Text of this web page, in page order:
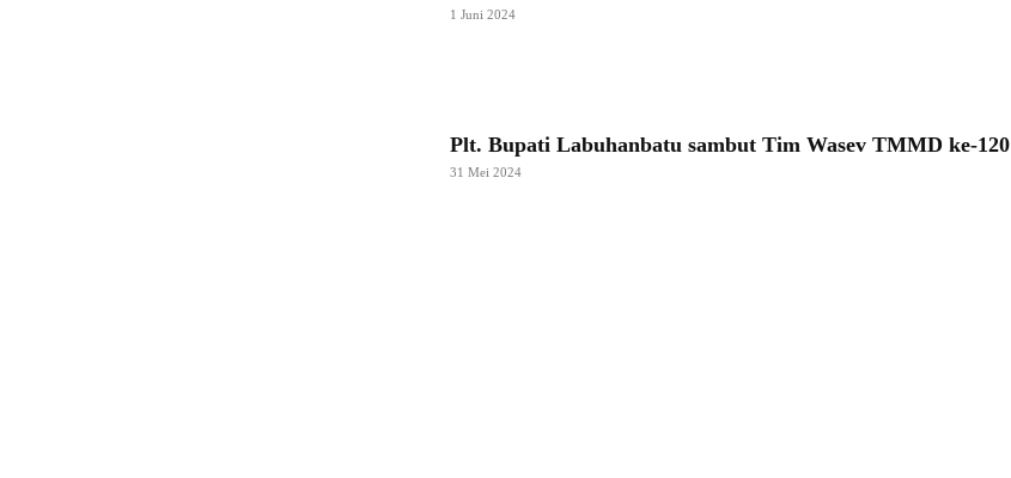
1 Juni 2024
Plt. Bupati Labuhanbatu sambut Tim Wasev TMMD ke-120
31 Mei 2024